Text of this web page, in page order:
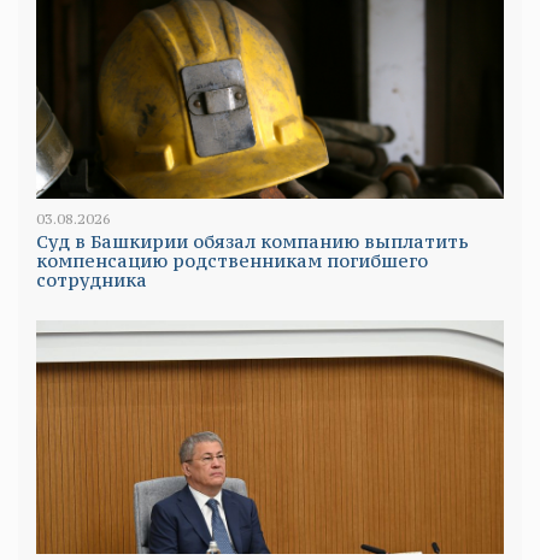
03.08.2026
Суд в Башкирии обязал компанию выплатить
компенсацию родственникам погибшего
сотрудника